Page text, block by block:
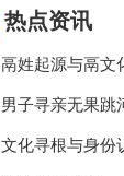
热点资讯
鬲姓起源与鬲文
男子寻亲无果跳
文化寻根与身份